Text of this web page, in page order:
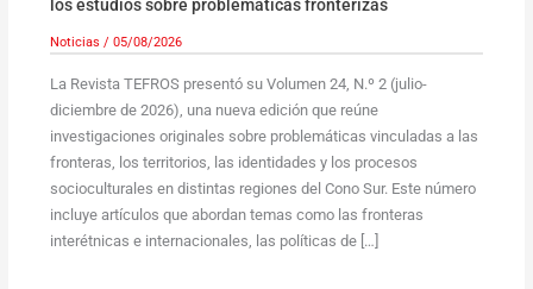
los estudios sobre problemáticas fronterizas
Noticias / 05/08/2026
La Revista TEFROS presentó su Volumen 24, N.º 2 (julio-
diciembre de 2026), una nueva edición que reúne
investigaciones originales sobre problemáticas vinculadas a las
fronteras, los territorios, las identidades y los procesos
socioculturales en distintas regiones del Cono Sur. Este número
incluye artículos que abordan temas como las fronteras
interétnicas e internacionales, las políticas de […]